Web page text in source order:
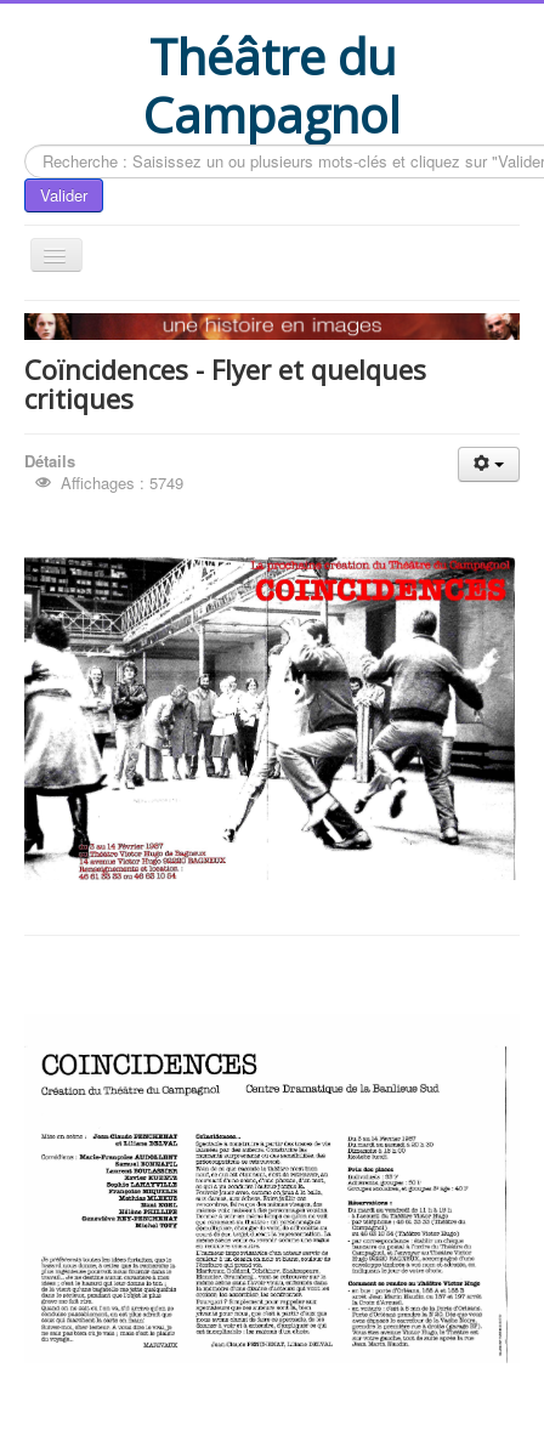
Théâtre du
Campagnol
Rechercher
Valider
Accueil
Le livre du CAMPAGNOL
Compléments du livre
Contactez-nous
Coïncidences - Flyer et quelques critiques
Coïncidences - Flyer et quelques
critiques
Détails
Affichages : 5749